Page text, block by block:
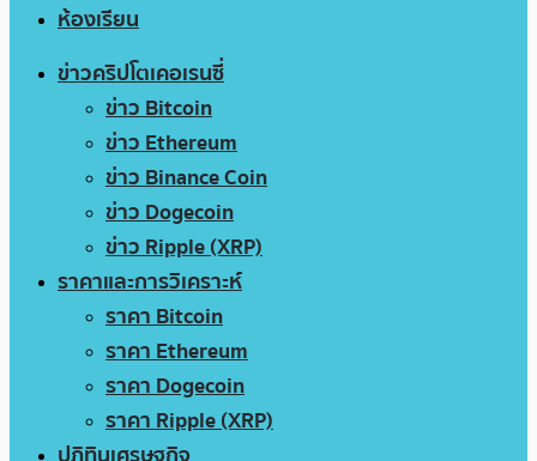
ห้องเรียน
ข่าวคริปโตเคอเรนซี่
ข่าว Bitcoin
ข่าว Ethereum
ข่าว Binance Coin
ข่าว Dogecoin
ข่าว Ripple (XRP)
ราคาและการวิเคราะห์
ราคา Bitcoin
ราคา Ethereum
ราคา Dogecoin
ราคา Ripple (XRP)